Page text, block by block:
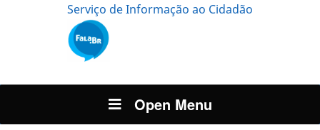
Serviço de Informação ao Cidadão
Open Menu